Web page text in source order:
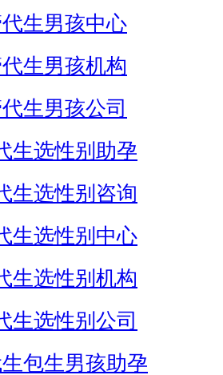
生男孩中心
生男孩机构
生男孩公司
生选性别助孕
生选性别咨询
生选性别中心
生选性别机构
生选性别公司
包生男孩助孕